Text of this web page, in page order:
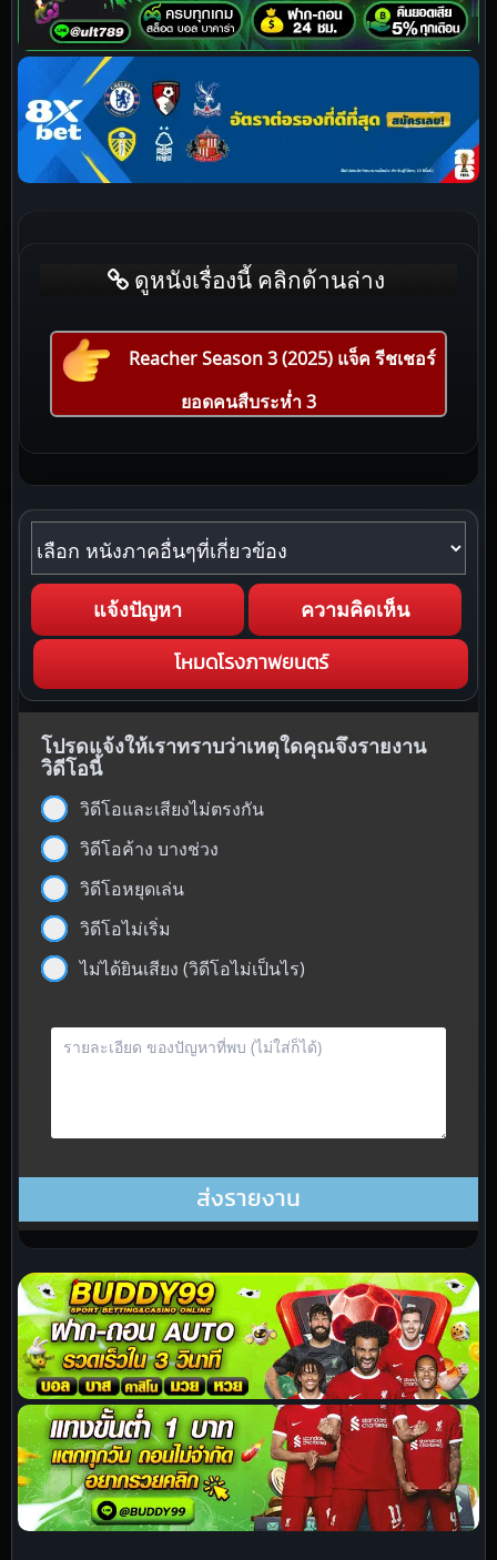
ดูหนังเรื่องนี้ คลิกด้านล่าง
Reacher Season 3 (2025) แจ็ค รีชเชอร์
ยอดคนสืบระห่ำ 3
หนังภาคอื่นๆที่เกี่ยวข้อง
แจ้งปัญหา ความคิดเห็น
โหมดโรงภาพยนตร์
โปรดแจ้งให้เราทราบว่าเหตุใดคุณจึงรายงาน
วิดีโอนี้
วิดีโอและเสียงไม่ตรงกัน
วิดีโอค้าง บางช่วง
วิดีโอหยุดเล่น
วิดีโอไม่เริ่ม
ไม่ได้ยินเสียง (วิดีโอไม่เป็นไร)